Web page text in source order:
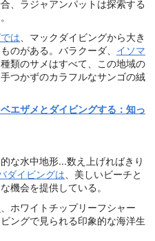
、ラジャアンパットは探索する
は、マックダイビングから大き
のがある。バラクーダ、 イソマ
類のサメはすべて、この地域の
つかずのカラフルなサンゴの絨
エザメとダイビングする：知っ
な水中地形...数え上げればきり
ダイビングは 、美しいビーチと
機会を提供している。
、ホワイトチップリーフシャー
ングで見られる印象的な海洋生